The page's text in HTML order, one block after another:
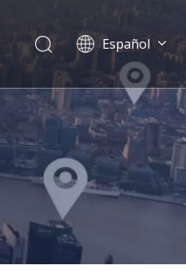
Español
Dansk
norsk språk
한국어
日本語
Italiano
Deutsch
Português
简体中文